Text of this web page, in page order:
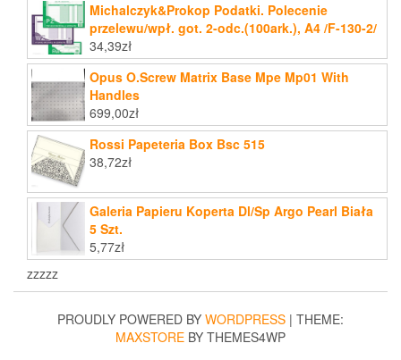
Michalczyk&Prokop Podatki. Polecenie
przelewu/wpł. got. 2-odc.(100ark.), A4 /F-130-2/
34,39zł
Opus O.Screw Matrix Base Mpe Mp01 With
Handles
699,00zł
Rossi Papeteria Box Bsc 515
38,72zł
Galeria Papieru Koperta Dl/Sp Argo Pearl Biała
5 Szt.
5,77zł
zzzzz
PROUDLY POWERED BY WORDPRESS | THEME:
MAXSTORE BY THEMES4WP